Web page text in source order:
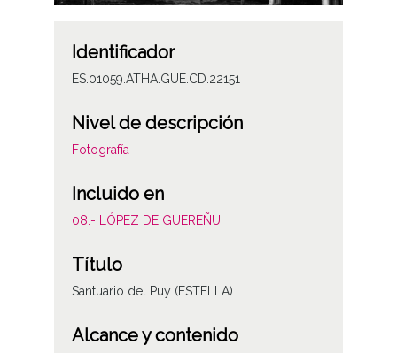
Identificador
ES.01059.ATHA.GUE.CD.22151
Nivel de descripción
Fotografía
Incluido en
08.- LÓPEZ DE GUEREÑU
Título
Santuario del Puy (ESTELLA)
Alcance y contenido